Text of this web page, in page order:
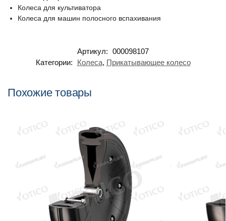
Колеса для культиватора
Колеса для машин полосного вспахивания
Артикул: 000098107
Категории:
Колеса, Прикатывающее колесо
Похожие товары